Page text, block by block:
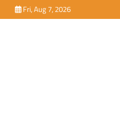
to
Fri, Aug 7, 2026